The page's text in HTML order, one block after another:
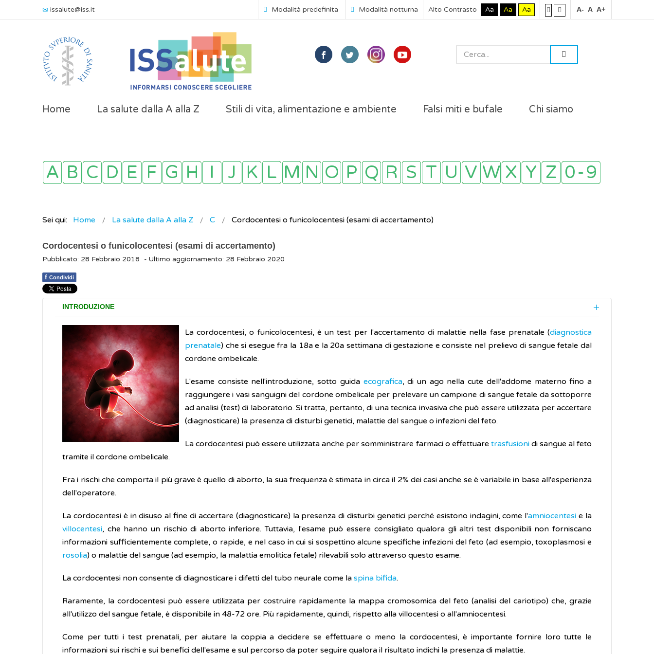
issalute@iss.it Modalità predefinita Modalità notturna Alto Contrasto Aa Aa Aa A- A A+
Home La salute dalla A alla Z Stili di vita, alimentazione e ambiente Falsi miti e bufale Chi siamo
Sei qui: Home La salute dalla A alla Z C Cordocentesi o funicolocentesi (esami di accertamento)
Cordocentesi o funicolocentesi (esami di accertamento)
Pubblicato: 28 Febbraio 2018 - Ultimo aggiornamento: 28 Febbraio 2020
f Condividi
INTRODUZIONE
La cordocentesi, o funicolocentesi, è un test per l'accertamento di malattie nella fase prenatale (diagnostica
prenatale) che si esegue fra la 18a e la 20a settimana di gestazione e consiste nel prelievo di sangue fetale dal
cordone ombelicale.
L'esame consiste nell'introduzione, sotto guida ecografica, di un ago nella cute dell'addome materno fino a
raggiungere i vasi sanguigni del cordone ombelicale per prelevare un campione di sangue fetale da sottoporre
ad analisi (test) di laboratorio. Si tratta, pertanto, di una tecnica invasiva che può essere utilizzata per accertare
(diagnosticare) la presenza di disturbi genetici, malattie del sangue o infezioni del feto.
La cordocentesi può essere utilizzata anche per somministrare farmaci o effettuare trasfusionidi sangue al feto
tramite il cordone ombelicale.
Fra i rischi che comporta il più grave è quello di aborto, la sua frequenza è stimata in circa il 2% dei casi anche se è variabile in base all'esperienza
dell'operatore.
La cordocentesi è in disuso al fine di accertare (diagnosticare) la presenza di disturbi genetici perché esistono indagini, come l'amniocentesi e la
villocentesi, che hanno un rischio di aborto inferiore. Tuttavia, l'esame può essere consigliato qualora gli altri test disponibili non forniscano
informazioni sufficientemente complete, o rapide, e nel caso in cui si sospettino alcune specifiche infezioni del feto (ad esempio, toxoplasmosi e
rosolia) o malattie del sangue (ad esempio, la malattia emolitica fetale) rilevabili solo attraverso questo esame.
La cordocentesi non consente di diagnosticare i difetti del tubo neurale come la spina bifida.
Raramente, la cordocentesi può essere utilizzata per costruire rapidamente la mappa cromosomica del feto (analisi del cariotipo) che, grazie
all'utilizzo del sangue fetale, è disponibile in 48-72 ore. Più rapidamente, quindi, rispetto alla villocentesi o all'amniocentesi.
Come per tutti i test prenatali, per aiutare la coppia a decidere se effettuare o meno la cordocentesi, è importante fornire loro tutte le
informazioni sui rischi e sui benefici dell'esame e sul percorso da poter seguire qualora il risultato indichi la presenza di malattie.